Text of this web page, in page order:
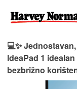
💻✨
IdeaPad 1
bezbrižno